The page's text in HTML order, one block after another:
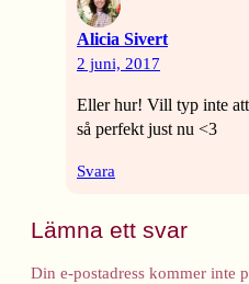
Alicia Sivert
2 juni, 2017
Eller hur! Vill typ inte
så perfekt just nu <3
Svara
Lämna ett svar
Din e-postadress kommer inte